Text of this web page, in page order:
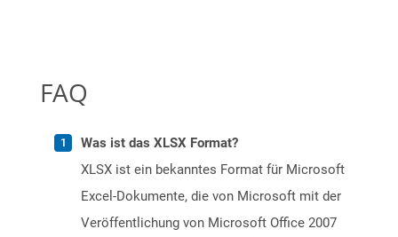
FAQ
Was ist das XLSX Format?
XLSX ist ein bekanntes Format für Microsoft
Excel-Dokumente, die von Microsoft mit der
Veröffentlichung von Microsoft Office 2007